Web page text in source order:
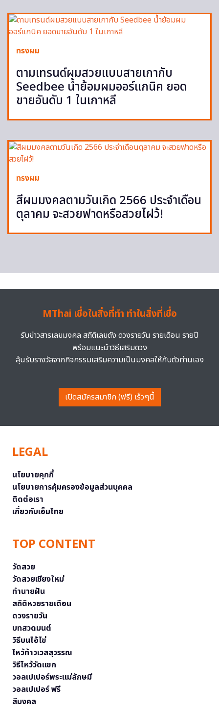
ทรงผม
ตามเทรนด์ผมสวยแบบสายเกากับ
Seedbee น้ำย้อมผมออร์แกนิค ยอด
ขายอันดับ 1 ในเกาหลี
ทรงผม
สีผมมงคลตามวันเกิด 2566 ประจำเดือน
ตุลาคม จะสวยฟาดหรือสวยไฝว้!
MThai เชื่อในสิ่งที่ทำ ทำในสิ่งที่เชื่อ
รับข่าวสารเลขมงคล สถิติเลขดัง ดวงรายวัน รายเดือน รายปี
พร้อมแนะนำวิธีเสริมดวง
ลุ้นรับรางวัลจากกิจกรรมเสริมความเป็นมงคลให้กับตัวท่านเอง
เปิดสมัครสมาชิก (ฟรี) เร็วๆนี้
LEGAL
นโยบายคุกกี้
นโยบายการคุ้มครองข้อมูลส่วนบุคคล
ติดต่อเรา
เกี่ยวกับเอ็มไทย
TOP CONTENT
วัดสวย
วัดสวยเชียงใหม่
ทำนายฝัน
สถิติหวยรายเดือน
ดวงรายวัน
บทสวดมนต์
วิธีบนไอ้ไข่
ไหว้ท้าวเวสสุวรรณ
วิธีไหว้วัดแขก
วอลเปเปอร์พระแม่ลักษมี
วอลเปเปอร์ ฟรี
สีมงคล